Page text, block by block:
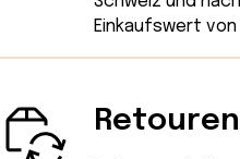
Einkaufswert von
Retouren